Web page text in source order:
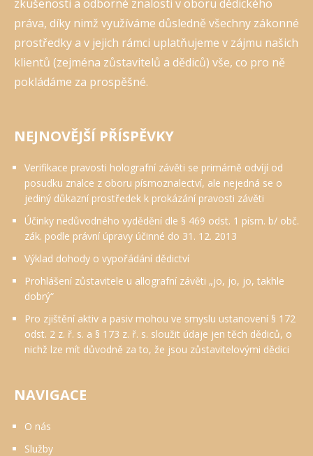
zkušenosti a odborné znalosti v oboru dědického
práva, díky nimž využíváme důsledně všechny zákonné
prostředky a v jejich rámci uplatňujeme v zájmu našich
klientů (zejména zůstavitelů a dědiců) vše, co pro ně
pokládáme za prospěšné.
NEJNOVĚJŠÍ PŘÍSPĚVKY
Verifikace pravosti holografní závěti se primárně odvíjí od
posudku znalce z oboru písmoznalectví, ale nejedná se o
jediný důkazní prostředek k prokázání pravosti závěti
Účinky nedůvodného vydědění dle § 469 odst. 1 písm. b/ obč.
zák. podle právní úpravy účinné do 31. 12. 2013
Výklad dohody o vypořádání dědictví
Prohlášení zůstavitele u allografní závěti „jo, jo, jo, takhle
dobrý“
Pro zjištění aktiv a pasiv mohou ve smyslu ustanovení § 172
odst. 2 z. ř. s. a § 173 z. ř. s. sloužit údaje jen těch dědiců, o
nichž lze mít důvodně za to, že jsou zůstavitelovými dědici
NAVIGACE
O nás
Služby